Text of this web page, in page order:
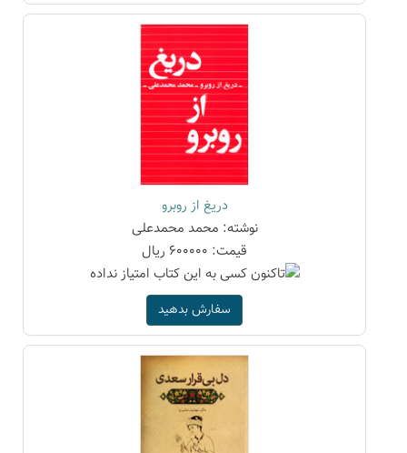
دریغ از روبرو
نوشته: محمد محمدعلی
قیمت: 600000 ریال
سفارش بدهید